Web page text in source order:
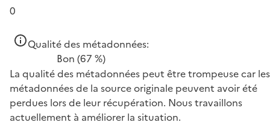
0
Qualité des métadonnées:
Bon (67 %)
La qualité des métadonnées peut être trompeuse car les
métadonnées de la source originale peuvent avoir été
perdues lors de leur récupération. Nous travaillons
actuellement à améliorer la situation.